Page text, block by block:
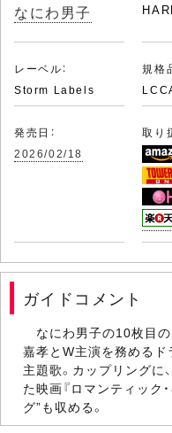
なにわ男子
レーベル：
Storm Labels
規格
発売日：
2026/02/18
取り
ガイドコメント
なにわ男子の10枚目
嘉孝とW主演を務めるド
主題歌。カップリングに
た映画『ロマンティック
グ”も収める。